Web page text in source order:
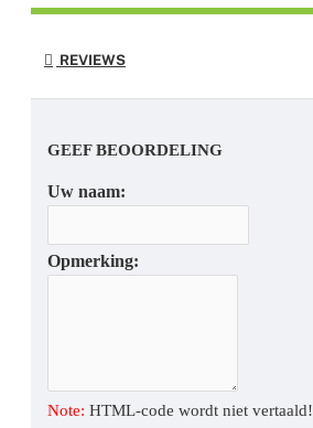
REVIEWS
GEEF BEOORDELING
Uw naam:
Opmerking:
Note: HTML-code wordt niet vertaald!